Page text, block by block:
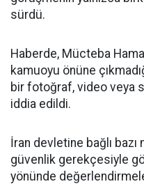
sürdü.
Haberde, Mücteba
kamuoyu önüne
bir fotoğraf, video veya
iddia edildi.
İran devletine bağlı bazı
güvenlik gerekçesiyle
yönünde